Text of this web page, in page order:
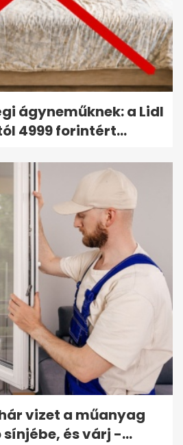
ágyneműknek: a Lidl
4999 forintért...
vizet a műanyag
és várj -...